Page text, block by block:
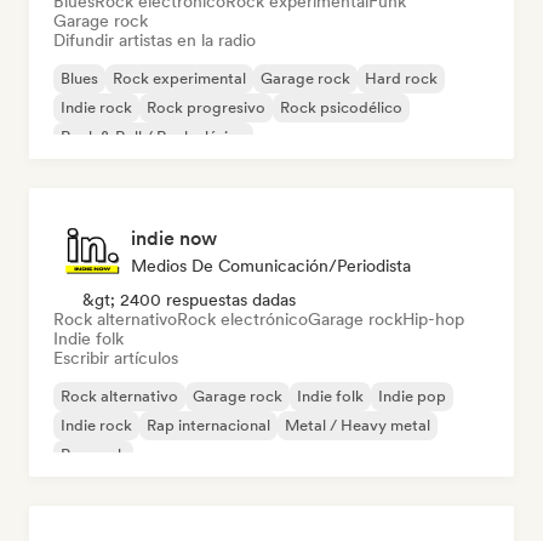
Garage rock
Difundir artistas en la radio
Blues Rock experimental Garage rock
Hard rock
Indie rock
Rock progresivo
Rock psicodélico
Rock & Roll / Rock clásico
indie now
Medios De Comunicación/Periodista
&gt; 2400 respuestas dadas
Rock alternativoRock electrónicoGarage rockHip-hop
Indie folk
Escribir artículos
Rock alternativo Garage rock Indie folk
Indie pop
Indie rock
Rap internacional
Metal / Heavy metal
Pop rock